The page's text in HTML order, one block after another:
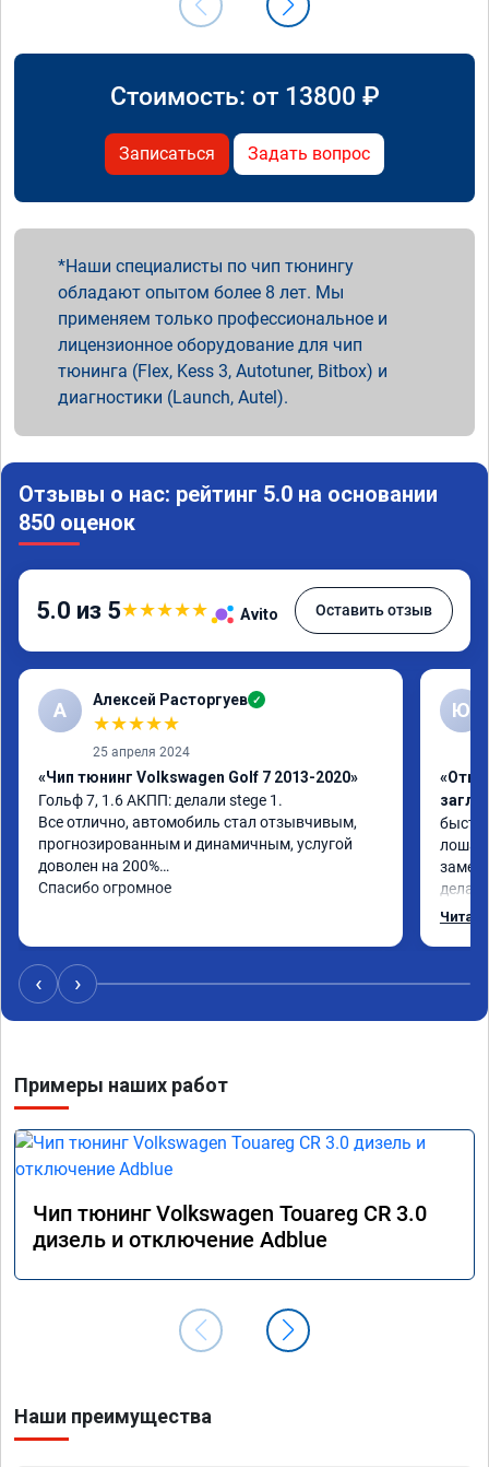
Стоимость: от 13800 ₽
Записаться Задать вопрос
Наши специалисты по чип тюнингу
обладают опытом более 8 лет. Мы
применяем только профессиональное и
лицензионное оборудование для чип
тюнинга (Flex, Kess 3, Autotuner, Bitbox) и
диагностики (Launch, Autel).
Отзывы о нас: рейтинг 5.0 на основании
850 оценок
5.0 из 5★★★★★ Avito Оставить отзыв
А Алексей Расторгуев ✓
★★★★★
25 апреля 2024
«Чип тюнинг Volkswagen Golf 7 2013-2020»
Гольф 7, 1.6 АКПП: делали stege 1.
Все отлично, автомобиль стал отзывчивым,
прогнозированным и динамичным, услугой
доволен на 200%
Спасибо огромное
Ю
может
‹ ›
Примеры наших работ
Чип тюнинг Volkswagen Touareg CR 3.0
дизель и отключение Adblue
Наши преимущества